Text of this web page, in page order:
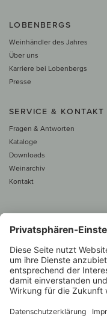
LOBENBERGS
Weinhändler des Jahres
Über uns
Karriere bei Lobenbergs
Presse
SERVICE & KONTAKT
Fragen & Antworten
Kataloge
Downloads
Weinarchiv
Kontakt